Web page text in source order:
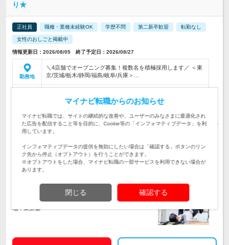
り★
正社員 職種・業種未経験OK 学歴不問 第二新卒歓迎 転勤なし
女性のおしごと掲載中
情報更新日：2026/08/05 終了予定日：2026/08/27
勤務地
＼4店舗でオープニング募集！複数名を積極採用します／ ＜東
京/茨城/栃木/静岡/福島/岐阜/兵庫＞…
■エリア社員 月給23.5万円以上＋住宅手当…
【未経験から始めやすい♪】◆30分間のトレーニングを楽しく
サポート◆1ヵ月の研修で安心デビュー！＜残業なし×日曜定休
対象と
なる方
【未経験・第二新卒・社会人デビュー大歓迎】人と関わること
が好きな方・新しいこことに挑戦したい方歓迎！★96％が未経
設立：2005年4月／従業員数：6,616人／本社所在
地：東京都
マイナビ転職からのお知らせ
マイナビ転職では、サイトの継続的な改善や、ユーザーのみなさまに最適化され
た広告を配信すること等を目的に、Cookie等の「インフォマティブデータ」を利
用しています。
インフォマティブデータの提供を無効にしたい場合は「確認する」ボタンのリン
ク先から停止（オプトアウト）を行うことができます。
※オプトアウトをした場合、マイナビ転職の一部サービスを利用できない場合が
あります。
閉じる 確認する